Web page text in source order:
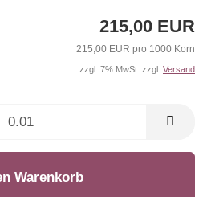
215,00 EUR
215,00 EUR pro 1000 Korn
zzgl. 7% MwSt. zzgl. Versand
Warenkorb